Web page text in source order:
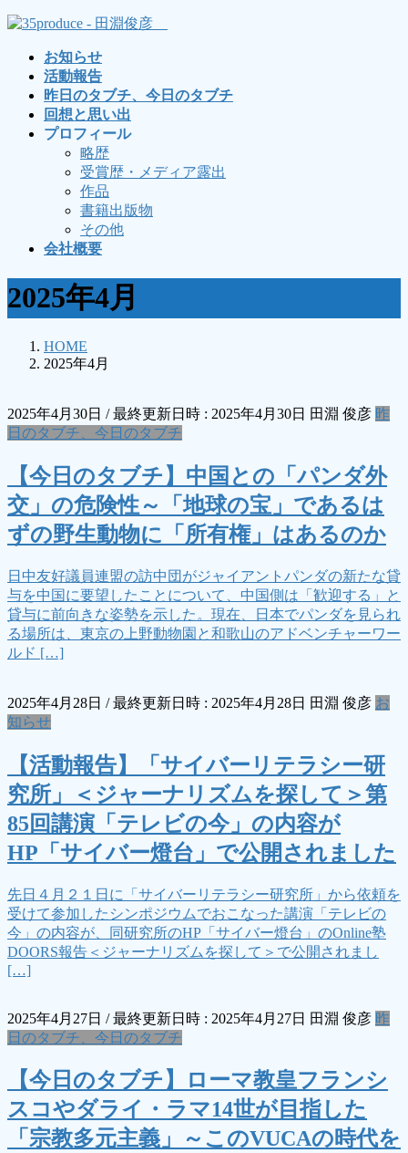
コ
ナ
お知らせ
活動報告
昨日のタブチ、今日のタブチ
回想と思い出
プロフィール
略歴
受賞歴・メディア露出
作品
書籍出版物
その他
会社概要
2025年4月
HOME
2025年4月
2025年4月30日 / 最終更新日時 : 2025年4月30日 田淵 俊彦 昨
日のタブチ、今日のタブチ
【今日のタブチ】中国との「パンダ外
交」の危険性～「地球の宝」であるは
ずの野生動物に「所有権」はあるのか
日中友好議員連盟の訪中団がジャイアントパンダの新たな貸
与を中国に要望したことについて、中国側は「歓迎する」と
貸与に前向きな姿勢を示した。現在、日本でパンダを見られ
る場所は、東京の上野動物園と和歌山のアドベンチャーワー
ルド […]
2025年4月28日 / 最終更新日時 : 2025年4月28日 田淵 俊彦 お
知らせ
【活動報告】「サイバーリテラシー研
究所」＜ジャーナリズムを探して＞第
85回講演「テレビの今」の内容が
HP「サイバー燈台」で公開されました
先日４月２１日に「サイバーリテラシー研究所」から依頼を
受けて参加したシンポジウムでおこなった講演「テレビの
今」の内容が、同研究所のHP「サイバー燈台」のOnline塾
DOORS報告＜ジャーナリズムを探して＞で公開されまし
[…]
2025年4月27日 / 最終更新日時 : 2025年4月27日 田淵 俊彦 昨
日のタブチ、今日のタブチ
【今日のタブチ】ローマ教皇フランシ
スコやダライ・ラマ14世が目指した
「宗教多元主義」～このVUCAの時代を